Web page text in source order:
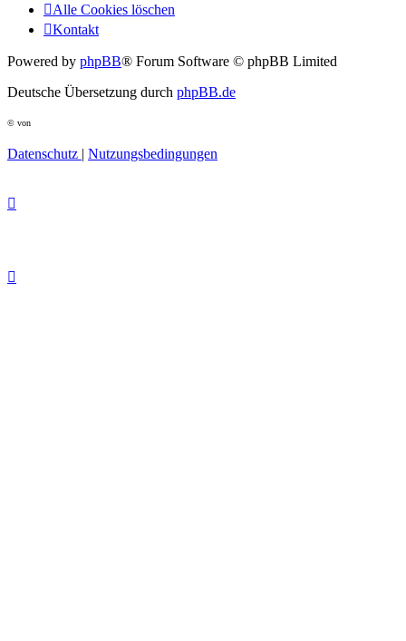
Alle Cookies löschen
Kontakt
Powered by phpBB® Forum Software © phpBB Limited
Deutsche Übersetzung durch phpBB.de
© von
Datenschutz | Nutzungsbedingungen